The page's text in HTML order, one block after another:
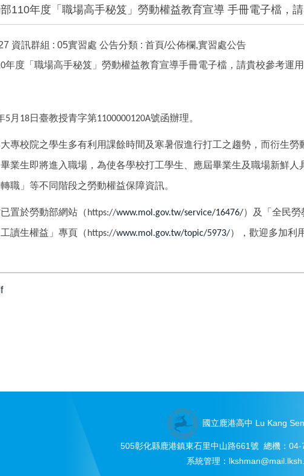
部110年度「職場高手秘笈」勞動權益教育宣導 手冊電子檔，
資訊群組 : 05實習處 公告分類 : 首頁/公佈欄,實習處公告
年度「職場高手秘笈」勞動權益教育宣導手冊電子檔，請貴校參考運用
5月 18日臺教授青字第1100000120A號函辦理。
專校院之學生多有利用課餘時間及寒暑假進行打工之趨勢，而衍生
業生即將進入職場，為使各學校打工學生、應屆畢業生及職場新鮮
職」等不同階段之勞動權益保障資訊。
置於勞動部網站（ https://www.mol.gov.tw/service/16476/）及「全民勞
讀生權益」專頁（ https://www.mol.gov.tw/topic/5973/），歡迎多加利
國立鹿港高中 Lu Kang
505彰化縣鹿港鎮東石里中山路661號 總機：
系統管理：